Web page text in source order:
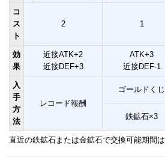
コ
ス
ト
2 1
効
果
近接ATK+2
近接DEF+3
ATK+3
近接DEF-1
入
手
方
法
レコード報酬
ゴールドくじ
鉄鉱石×3
直近の鉄鉱石または金鉱石で交換可能期間は